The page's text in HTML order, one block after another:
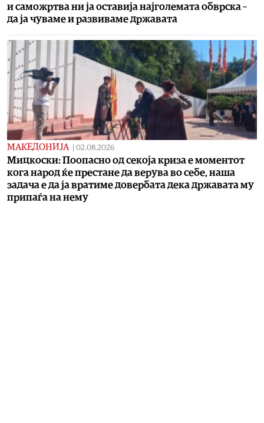
и саможртва ни ја оставија најголемата обврска –
да ја чуваме и развиваме државата
МАКЕДОНИЈА | 02.08.2026
Мицкоски: Поопасно од секоја криза е моментот
кога народ ќе престане да верува во себе, наша
задача е да ја вратиме довербата дека државата му
припаѓа на нему